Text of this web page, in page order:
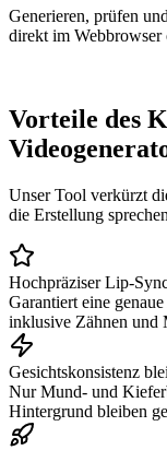
Generieren, prüfen
direkt im Webbrowser
Vorteile des
Unser Tool verkürzt
die Erstellung
Hochpräziser Lip-
Garantiert eine
inklusive Zähnen und
Gesichtskonsistenz
Nur Mund- und
Hintergrund bleiben